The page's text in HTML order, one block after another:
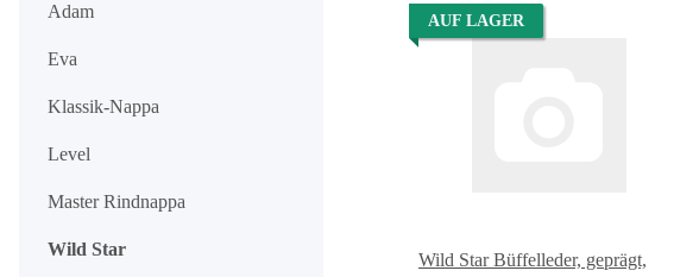
AUF LAGER
Wild Star Büffelleder, geprägt,
Adam
Eva
Klassik-Nappa
Level
Master Rindnappa
Wild Star